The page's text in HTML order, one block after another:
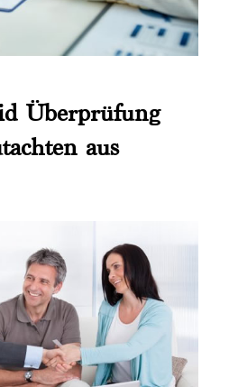
Überprüfung
aus